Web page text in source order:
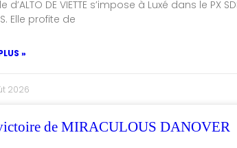
d’ALTO DE VIETTE s’impose à Luxé dans le PX
Elle profite de
»
2026
de MIRACULOUS DANOVER